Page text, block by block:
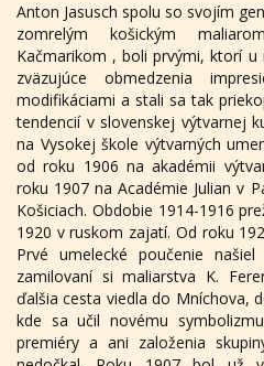
Anton Jasusch spolu so svojím
zomrelým košickým
Kačmarikom , boli prvými, ktorí
zväzujúce obmedzenia
modifikáciami a stali sa tak
tendencií v slovenskej výtvarnej
na Vysokej škole výtvarných
od roku 1906 na akadémii
roku 1907 na Académie Julian v
Košiciach. Obdobie 1914-1916
1920 v ruskom zajatí. Od roku
Prvé umelecké poučenie
zamilovaní si maliarstva K.
ďalšia cesta viedla do Mníchova,
kde sa učil novému
premiéry a ani založenia